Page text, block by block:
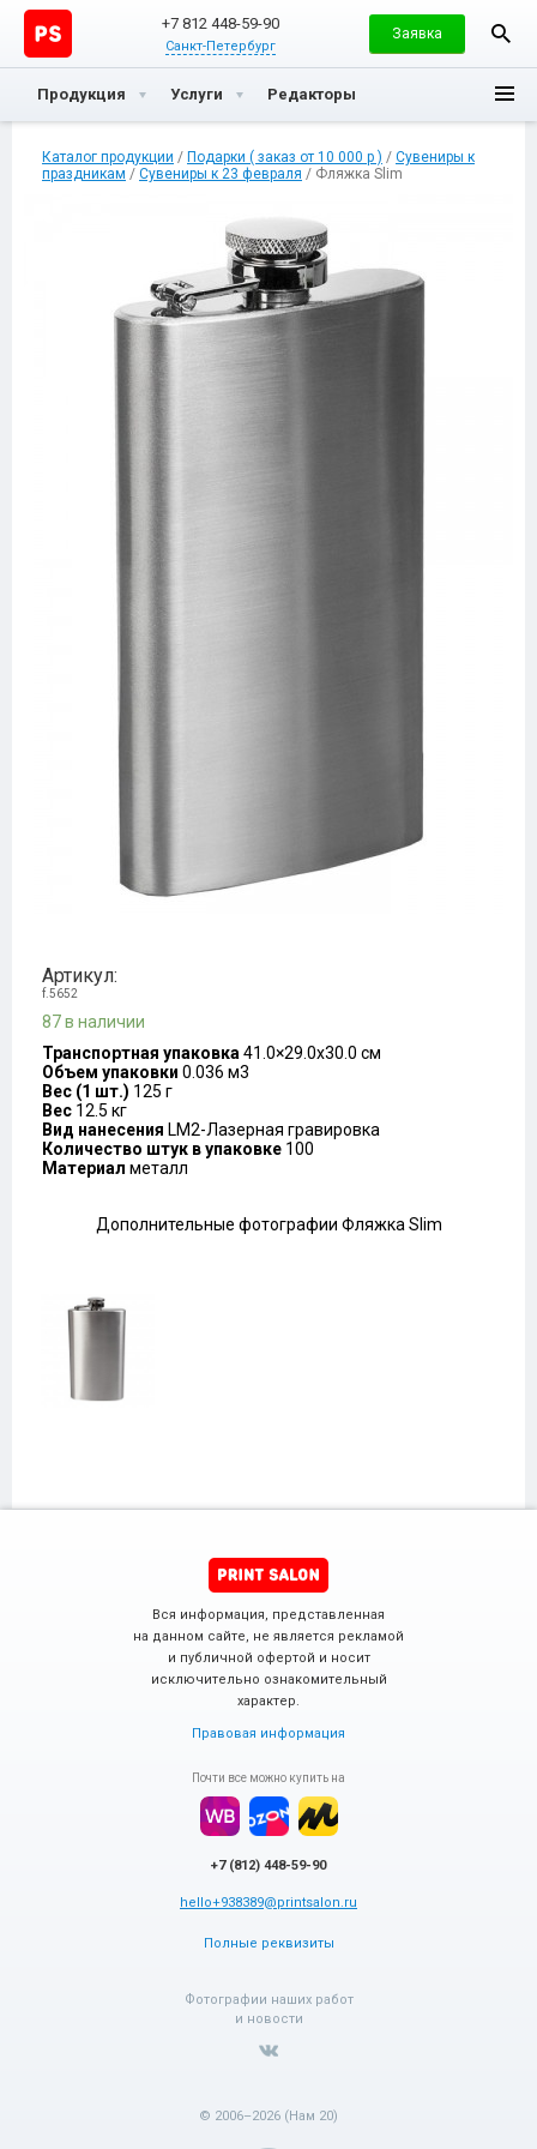
+7 812 448-59-90
Санкт-Петербург
Заявка
Продукция Услуги Редакторы
Каталог продукции / Подарки ( заказ от 10 000 р ) / Сувениры к
праздникам / Сувениры к 23 февраля / Фляжка Slim
Артикул:
f.5652
87 в наличии
Транспортная упаковка 41.0×29.0x30.0 см
Объем упаковки 0.036 м3
Вес (1 шт.) 125 г
Вес 12.5 кг
Вид нанесения LM2-Лазерная гравировка
Количество штук в упаковке 100
Материал металл
Дополнительные фотографии Фляжка Slim
Вся информация, представленная
на данном сайте, не является рекламой
и публичной офертой и носит
исключительно ознакомительный
характер.
Правовая информация
Почти все можно купить на
+7 (812) 448-59-90
hello+938389@printsalon.ru
Полные реквизиты
Фотографии наших работ
и новости
© 2006–2026 (Нам 20)